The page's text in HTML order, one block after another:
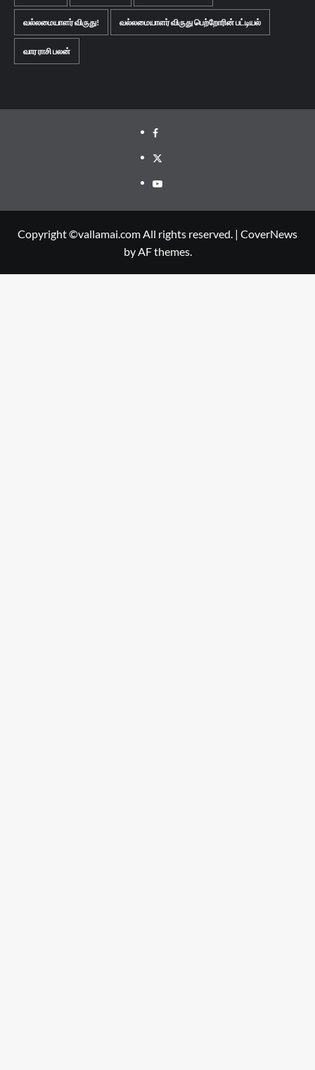
வல்லமையாளர் விருது! வல்லமையாளர் விருது பெற்றோரின் பட்டியல்
வார ராசி பலன்
Facebook
Twitter
Youtube
Copyright ©vallamai.com All rights reserved. | CoverNews
by AF themes.